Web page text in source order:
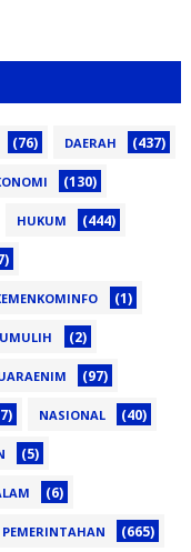
(76) DAERAH (437)
(130)
HUKUM (444)
(1)
(2)
(97)
NASIONAL (40)
(5)
(6)
PEMERINTAHAN (665)